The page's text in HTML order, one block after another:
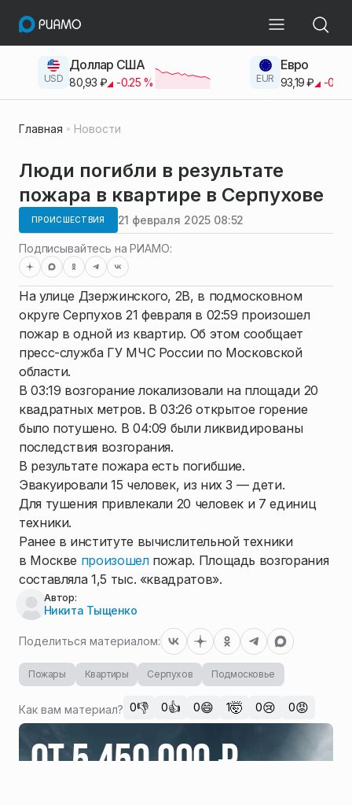
USD
Доллар США
80,93 ₽ -0.25% EUR
Евро
93,19 ₽ -0.42
Главная Новости
Люди погибли в результате
пожара в квартире в Серпухове
ПРОИСШЕСТВИЯ 21 февраля 2025 08:52
Подписывайтесь на РИАМО:
На улице Дзержинского, 2В, в подмосковном
округе Серпухов 21 февраля в 02:59 произошел
пожар в одной из квартир. Об этом сообщает
пресс-служба ГУ МЧС России по Московской
области.
В 03:19 возгорание локализовали на площади 20
квадратных метров. В 03:26 открытое горение
было потушено. В 04:09 были ликвидированы
последствия возгорания.
В результате пожара есть погибшие.
Эвакуировали 15 человек, из них 3 — дети.
Для тушения привлекали 20 человек и 7 единиц
техники.
Ранее в институте вычислительной техники
в Москве произошелпожар. Площадь возгорания
составляла 1,5 тыс. «квадратов».
Автор:
Никита Тыщенко
Поделиться материалом:
Пожары Квартиры Серпухов Подмосковье
Как вам материал? 0👎 0👍 0😄 1🤯 0😢 0😡